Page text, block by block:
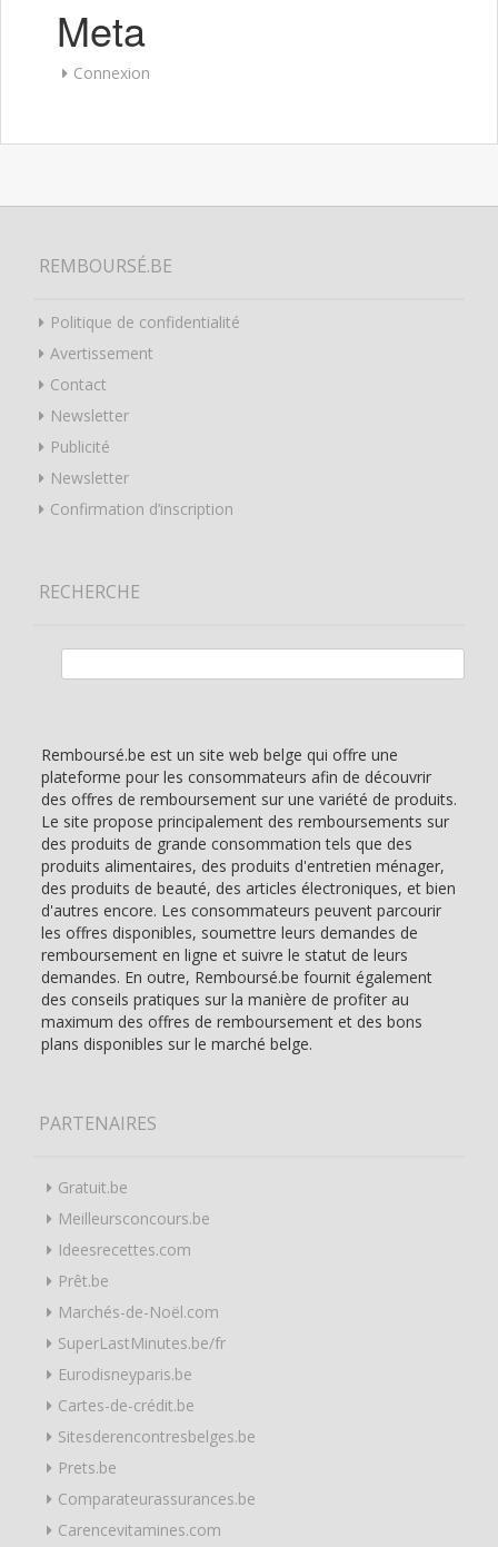
Meta
Connexion
REMBOURSÉ.BE
Politique de confidentialité
Avertissement
Contact
Newsletter
Publicité
Newsletter
Confirmation d’inscription
RECHERCHE
Remboursé.be est un site web belge qui offre une
plateforme pour les consommateurs afin de découvrir
des offres de remboursement sur une variété de produits.
Le site propose principalement des remboursements sur
des produits de grande consommation tels que des
produits alimentaires, des produits d'entretien ménager,
des produits de beauté, des articles électroniques, et bien
d'autres encore. Les consommateurs peuvent parcourir
les offres disponibles, soumettre leurs demandes de
remboursement en ligne et suivre le statut de leurs
demandes. En outre, Remboursé.be fournit également
des conseils pratiques sur la manière de profiter au
maximum des offres de remboursement et des bons
plans disponibles sur le marché belge.
PARTENAIRES
Gratuit.be
Meilleursconcours.be
Ideesrecettes.com
Prêt.be
Marchés-de-Noël.com
SuperLastMinutes.be/fr
Eurodisneyparis.be
Cartes-de-crédit.be
Sitesderencontresbelges.be
Prets.be
Comparateurassurances.be
Carencevitamines.com